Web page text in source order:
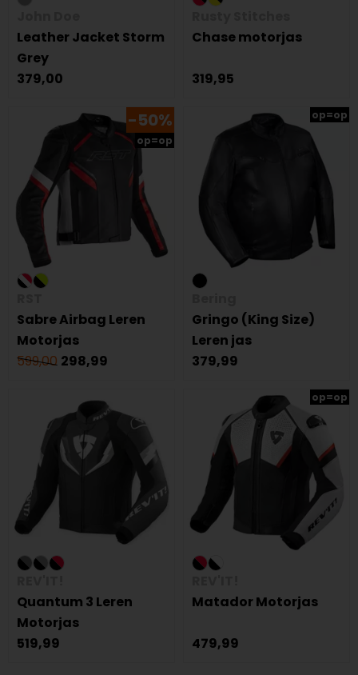
Leather Jacket Storm
Grey
379,00
Chase motorjas
319,95
-50%
op=op
Sabre Airbag Leren
Motorjas
599,00 298,99
op=op
Gringo (King Size)
Leren jas
379,99
Quantum 3 Leren
Motorjas
519,99
op=op
Matador Motorjas
479,99